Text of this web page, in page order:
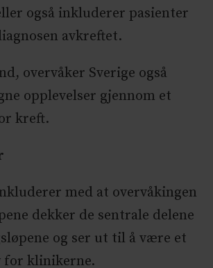
også inkluderer pasienter
avkreftet.
overvåker Sverige også
opplevelser gjennom et
kreft.
med at overvåkingen
dekker de sentrale delene
og ser ut til å være et
for klinikerne.